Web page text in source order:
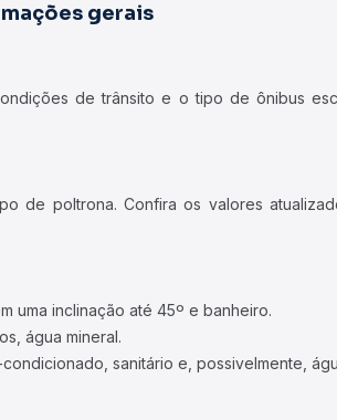
gerais
de trânsito e o tipo de ônibus
de poltrona. Confira os valores
uma inclinação até 45º e banheiro.
água mineral.
sanitário e, possivelmente,